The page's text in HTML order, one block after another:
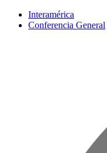
Interamérica
Conferencia General